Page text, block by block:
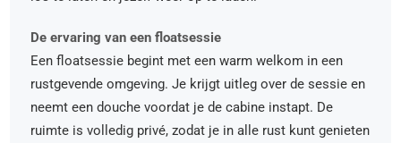
De ervaring van een floatsessie
Een floatsessie begint met een warm welkom in een
rustgevende omgeving. Je krijgt uitleg over de sessie en
neemt een douche voordat je de cabine instapt. De
ruimte is volledig privé, zodat je in alle rust kunt genieten